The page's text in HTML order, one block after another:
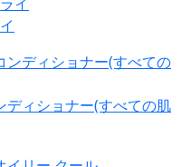
ディショナー(すべての肌